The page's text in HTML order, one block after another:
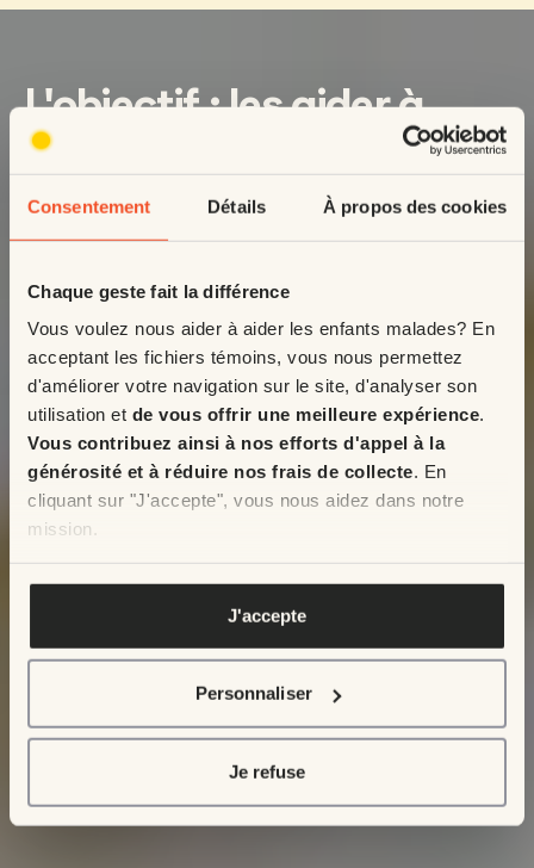
Consentement Détails À propos des cookies
Chaque geste fait la différence
Vous voulez nous aider à aider les enfants malades? En
acceptant les fichiers témoins, vous nous permettez
d'améliorer votre navigation sur le site, d'analyser son
utilisation et de vous offrir une meilleure expérience.
Vous contribuez ainsi à nos efforts d'appel à la
générosité et à réduire nos frais de collecte. En
cliquant sur "J'accepte", vous nous aidez dans notre
mission.
Pour en savoir plus, veuillez voir notrepolitique de
J'accepte
Personnaliser
Je refuse
L'objectif : les aider à
briller de santé
Vos dons permettent de financer des appareils, des soins,
et des lieux où sont traités des milliers d’enfants tous les
jours.
Découvrir notre cause